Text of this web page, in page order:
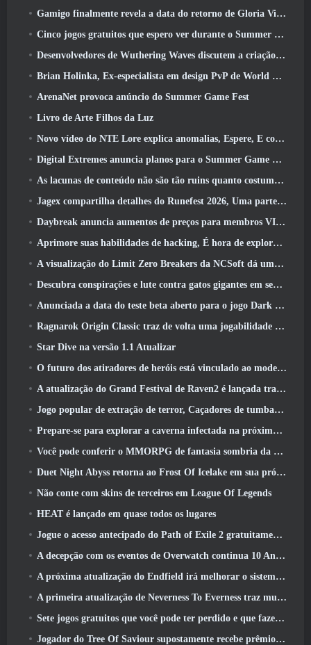
Gamigo finalmente revela a data do retorno de Gloria Victis, Será que sobreviverá na segunda vez?
Cinco jogos gratuitos que espero ver durante o Summer Game Fest
Desenvolvedores de Wuthering Waves discutem a criação da sequência de batalha Lahai-Roi Mech
Brian Holinka, Ex-especialista em design PvP de World Of Warcraft, Junta-se à equipe MMO de League Of Legends
ArenaNet provoca anúncio do Summer Game Fest
Livro de Arte Filhos da Luz
Novo vídeo do NTE Lore explica anomalias, Espere, E como uma organização ‘secreta’ rastreia tudo
Digital Extremes anuncia planos para o Summer Game Fest
As lacunas de conteúdo não são tão ruins quanto costumavam ser
Jagex compartilha detalhes do Runefest 2026, Uma parte da comemoração do 25º aniversário do RuneScape IP
Daybreak anuncia aumentos de preços para membros VIP do Lord Of The Rings Online
Aprimore suas habilidades de hacking, É hora de explorar a cidade noturna em ondas uivantes
A visualização do Limit Zero Breakers da NCSoft dá uma ideia do que esperar do próximo teste do prólogo
Descubra conspirações e lute contra gatos gigantes em seu tempo de inatividade na última atualização de Where Winds Meet
Anunciada a data do teste beta aberto para o jogo Dark Fantasy Extraction, Caçador da Névoa
Ragnarok Origin Classic traz de volta uma jogabilidade justa de MMORPG e CBT abre em junho 4
Star Dive na versão 1.1 Atualizar
O futuro dos atiradores de heróis está vinculado ao modelo de serviço ao vivo F2P?
A atualização do Grand Festival de Raven2 é lançada trazendo consigo a nova classe Warlord
Jogo popular de extração de terror, Caçadores de tumbas, Lançamentos no Ocidente
Prepare-se para explorar a caverna infectada na próxima atualização do Eterspire
Você pode conferir o MMORPG de fantasia sombria da Nexon, Embers Of The Uncrown, durante o Steam Next Fest
Duet Night Abyss retorna ao Frost Of Icelake em sua próxima atualização Steampunk
Não conte com skins de terceiros em League Of Legends
HEAT é lançado em quase todos os lugares
Jogue o acesso antecipado do Path of Exile 2 gratuitamente neste fim de semana
A decepção com os eventos de Overwatch continua 10 Aniversário do ano
A próxima atualização do Endfield irá melhorar o sistema de fábrica
A primeira atualização de Neverness To Everness traz muito para a mesa
Sete jogos gratuitos que você pode ter perdido e que fazem parte do Steam Ocean Fest
Jogador do Tree Of Saviour supostamente recebe prêmio especial por gastar US$ 100 mil no jogo